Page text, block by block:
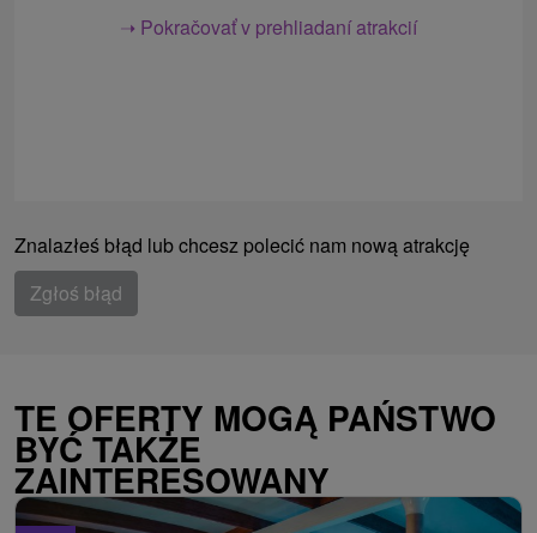
➝ Pokračovať v prehliadaní atrakcií
Znalazłeś błąd lub chcesz polecić nam nową atrakcję
Zgłoś błąd
TE OFERTY MOGĄ PAŃSTWO
BYĆ TAKŻE
ZAINTERESOWANY